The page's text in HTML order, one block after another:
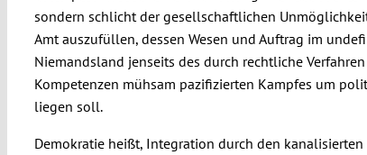
sondern schlicht der gesellschaftlichen
Amt auszufüllen, dessen Wesen und Auftrag im
Niemandsland jenseits des durch rechtliche
Kompetenzen mühsam pazifizierten Kampfes um
liegen soll.
Demokratie heißt, Integration durch den